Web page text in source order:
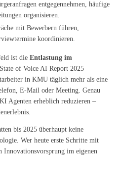
entgegennehmen, häufige
organisieren.
mit Bewerbern führen,
koordinieren.
ist die Entlastung im
of Voice AI Report 2025
in KMU täglich mehr als eine
E-Mail oder Meeting. Genau
Agenten erheblich reduzieren –
bis 2025 überhaupt keine
Wer heute erste Schritte mit
im eigenen